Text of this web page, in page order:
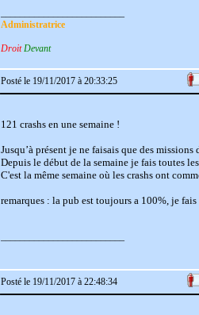
Administratrice
Droit Devant
Posté le 19/11/2017 à 20:33:25
121 crashs en une semaine !
Jusqu’à présent je ne faisais que des missions
Depuis le début de la semaine je fais toutes
C'est la même semaine où les crashs ont
remarques : la pub est toujours a 100%, je
Posté le 19/11/2017 à 22:48:34